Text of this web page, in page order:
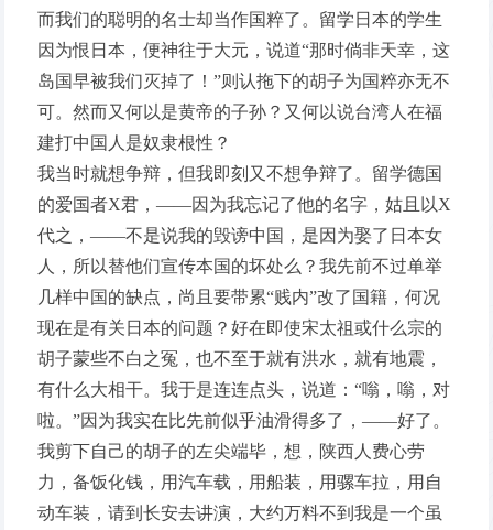
而我们的聪明的名士却当作国粹了。留学日本的学生
因为恨日本，便神往于大元，说道“那时倘非天幸，这
岛国早被我们灭掉了！”则认拖下的胡子为国粹亦无不
可。然而又何以是黄帝的子孙？又何以说台湾人在福
建打中国人是奴隶根性？
我当时就想争辩，但我即刻又不想争辩了。留学德国
的爱国者X君，——因为我忘记了他的名字，姑且以X
代之，——不是说我的毁谤中国，是因为娶了日本女
人，所以替他们宣传本国的坏处么？我先前不过单举
几样中国的缺点，尚且要带累“贱内”改了国籍，何况
现在是有关日本的问题？好在即使宋太祖或什么宗的
胡子蒙些不白之冤，也不至于就有洪水，就有地震，
有什么大相干。我于是连连点头，说道：“嗡，嗡，对
啦。”因为我实在比先前似乎油滑得多了，——好了。
我剪下自己的胡子的左尖端毕，想，陕西人费心劳
力，备饭化钱，用汽车载，用船装，用骡车拉，用自
动车装，请到长安去讲演，大约万料不到我是一个虽